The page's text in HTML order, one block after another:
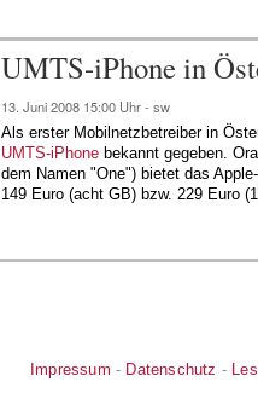
UMTS-iPhone in
13. Juni 2008 15:00 Uhr - sw
Als erster Mobilnetzbetreiber in
UMTS-iPhone bekannt gegeben.
dem Namen "One") bietet das
149 Euro (acht GB) bzw. 229 Euro
Impressum - Datenschutz -